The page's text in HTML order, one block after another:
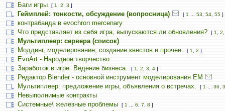
Баги игры [ 1 2 3 ]
Геймплей: тонкости, обсуждение (вопросница) [ 1 53 54 55 ]
контрабанда в evochron mercenary
Что представляет из себя игра, выпускаются ли обновления?
[ 1 2
Мультиплеер: сервера (список)
Моддинг, моделирование, создание квестов и прочее.
[ 1 2 ]
EvoArt - Народное творчество
Заработок в игре. Ведение бизнеса.
[ 1 2 3 4 ]
Редактор Blender - основной инструмент моделирования ЕМ
Мультиплеер: предложение игры, объявления о встречах.
[ 1 36
Невыполнимые контракты
Системные\ железные проблемы
[ 1 6 7 8 ]